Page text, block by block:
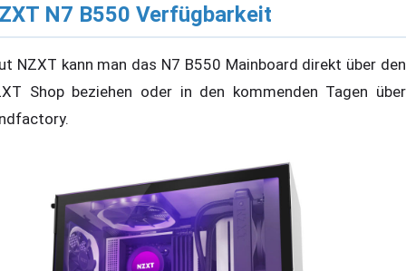
N7 B550 Verfügbarkeit
NZXT kann man das N7 B550 Mainboard direkt über den
Shop beziehen oder in den kommenden Tagen über